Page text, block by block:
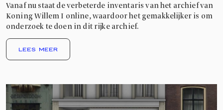
Vanaf nu staat de verbeterde inventaris van het archief van
Koning Willem I online, waardoor het gemakkelijker is om
onderzoek te doen in dit rijke archief.
LEES MEER